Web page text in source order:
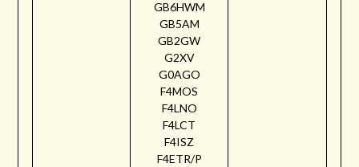
GB6HWM
GB5AM
GB2GW
G2XV
G0AGO
F4MOS
F4LNO
F4LCT
F4ISZ
F4ETR/P